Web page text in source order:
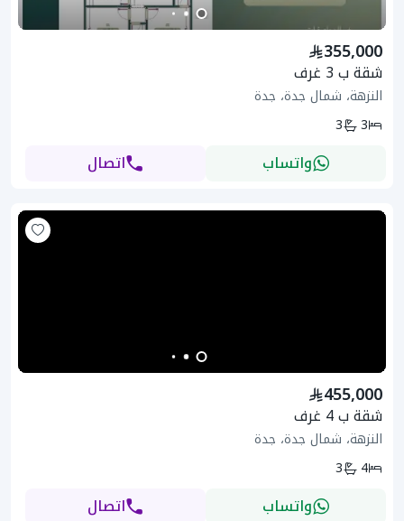
355,000
شقة ب 3 غرف
النزهة، شمال جدة، جدة
3
3
واتساب اتصال
455,000
شقة ب 4 غرف
النزهة، شمال جدة، جدة
4
3
واتساب اتصال